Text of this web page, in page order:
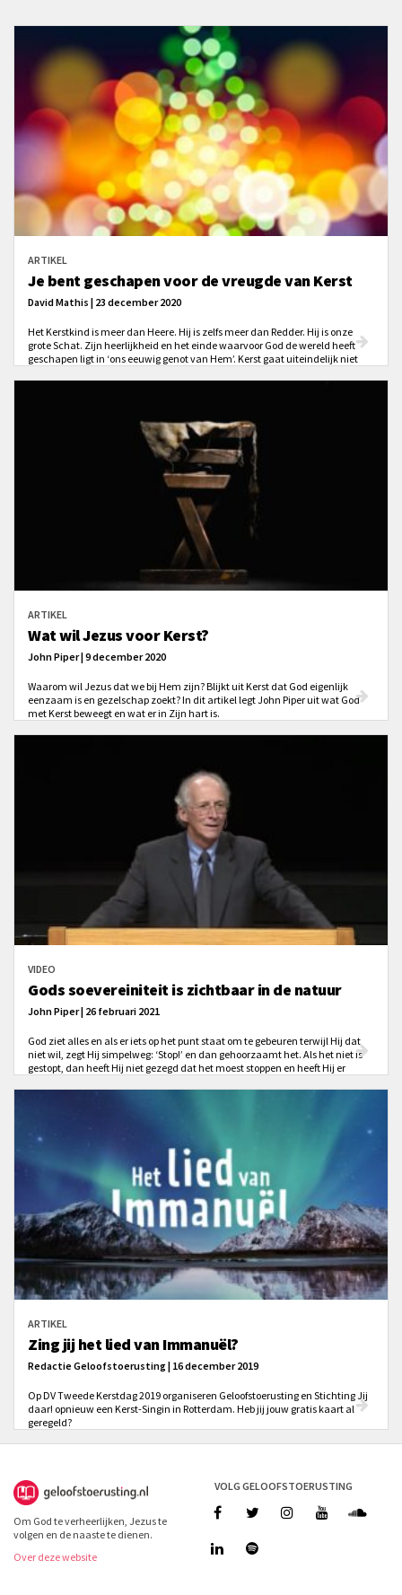
ARTIKEL
Je bent geschapen voor de vreugde van Kerst
David Mathis | 23 december 2020
Het Kerstkind is meer dan Heere. Hij is zelfs meer dan Redder. Hij is onze
grote Schat. Zijn heerlijkheid en het einde waarvoor God de wereld heeft
geschapen ligt in ‘ons eeuwig genot van Hem’. Kerst gaat uiteindelijk niet
ARTIKEL
Wat wil Jezus voor Kerst?
John Piper | 9 december 2020
Waarom wil Jezus dat we bij Hem zijn? Blijkt uit Kerst dat God eigenlijk
eenzaam is en gezelschap zoekt? In dit artikel legt John Piper uit wat God
met Kerst beweegt en wat er in Zijn hart is.
VIDEO
Gods soevereiniteit is zichtbaar in de natuur
John Piper | 26 februari 2021
God ziet alles en als er iets op het punt staat om te gebeuren terwijl Hij dat
niet wil, zegt Hij simpelweg: ‘Stop!’ en dan gehoorzaamt het. Als het niet is
gestopt, dan heeft Hij niet gezegd dat het moest stoppen en heeft Hij er
ARTIKEL
Zing jij het lied van Immanuël?
Redactie Geloofstoerusting | 16 december 2019
Op DV Tweede Kerstdag 2019 organiseren Geloofstoerusting en Stichting Jij
daar! opnieuw een Kerst-Singin in Rotterdam. Heb jij jouw gratis kaart al
geregeld?
Om God te verheerlijken, Jezus te
volgen en de naaste te dienen.
Over deze website
VOLG GELOOFSTOERUSTING